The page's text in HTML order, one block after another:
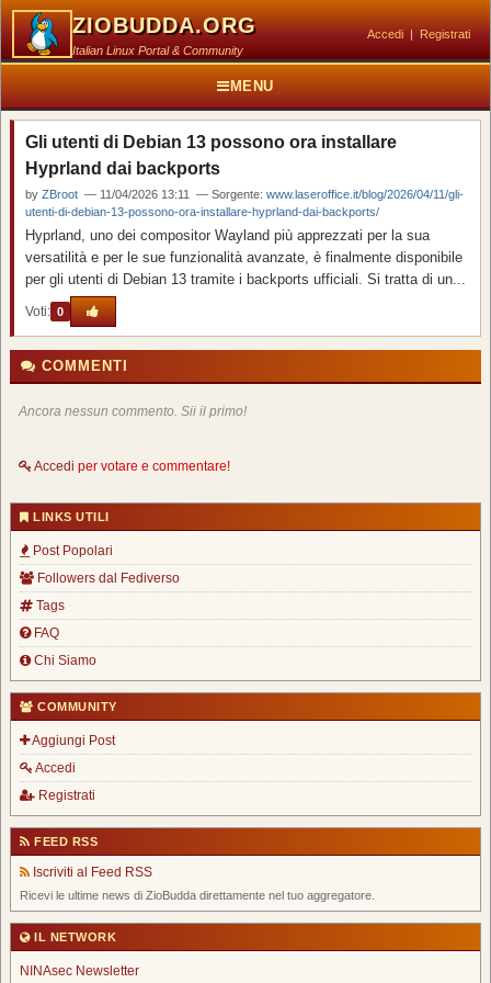
ZIOBUDDA.ORG
Italian Linux Portal & Community
Accedi | Registrati
MENU
Gli utenti di Debian 13 possono ora installare
Hyprland dai backports
by ZBroot — 11/04/2026 13:11 — Sorgente: www.laseroffice.it/blog/2026/04/11/gli-
utenti-di-debian-13-possono-ora-installare-hyprland-dai-backports/
Hyprland, uno dei compositor Wayland più apprezzati per la sua
versatilità e per le sue funzionalità avanzate, è finalmente disponibile
per gli utenti di Debian 13 tramite i backports ufficiali. Si tratta di un...
Voti: 0
COMMENTI
Ancora nessun commento. Sii il primo!
Accedi per votare e commentare!
LINKS UTILI
Post Popolari
Followers dal Fediverso
Tags
FAQ
Chi Siamo
COMMUNITY
Aggiungi Post
Accedi
Registrati
FEED RSS
Iscriviti al Feed RSS
Ricevi le ultime news di ZioBudda direttamente nel tuo aggregatore.
IL NETWORK
NINAsec Newsletter